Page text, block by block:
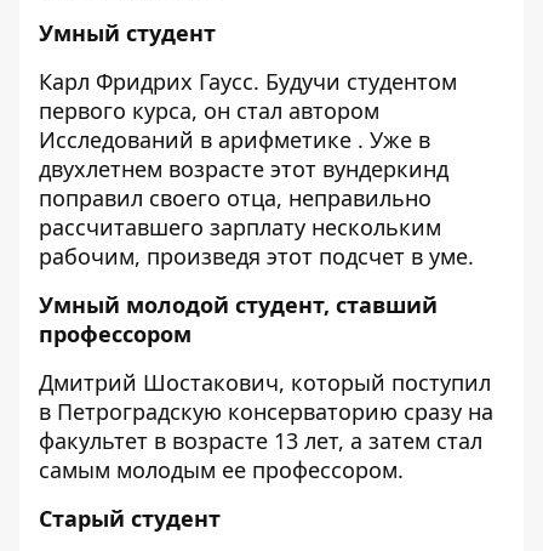
Умный студент
Карл Фридрих Гаусс. Будучи студентом
первого курса, он стал автором
Исследований в арифметике . Уже в
двухлетнем возрасте этот вундеркинд
поправил своего отца, неправильно
рассчитавшего зарплату нескольким
рабочим, произведя этот подсчет в уме.
Умный молодой студент, ставший
профессором
Дмитрий Шостакович, который поступил
в Петроградскую консерваторию сразу на
факультет в возрасте 13 лет, а затем стал
самым молодым ее профессором.
Старый студент